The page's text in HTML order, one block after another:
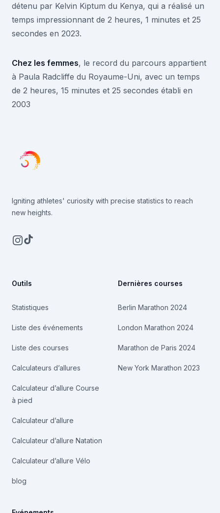
détenu par Kelvin Kiptum du Kenya, qui a réalisé un
temps impressionnant de 2 heures, 1 minutes et 25
secondes en 2023.
Chez les femmes, le record du parcours appartient
à Paula Radcliffe du Royaume-Uni, avec un temps
de 2 heures, 15 minutes et 25 secondes établi en
2003
Igniting athletes' curiosity with precise statistics to reach
new heights.
Instagram
TikTok
Outils
Statistiques
Liste des événements
Liste des courses
Calculateurs d’allures
Calculateur d’allure Course
à pied
Calculateur d’allure
Calculateur d’allure Natation
Calculateur d’allure Vélo
blog
Dernières courses
Berlin Marathon 2024
London Marathon 2024
Marathon de Paris 2024
New York Marathon 2023